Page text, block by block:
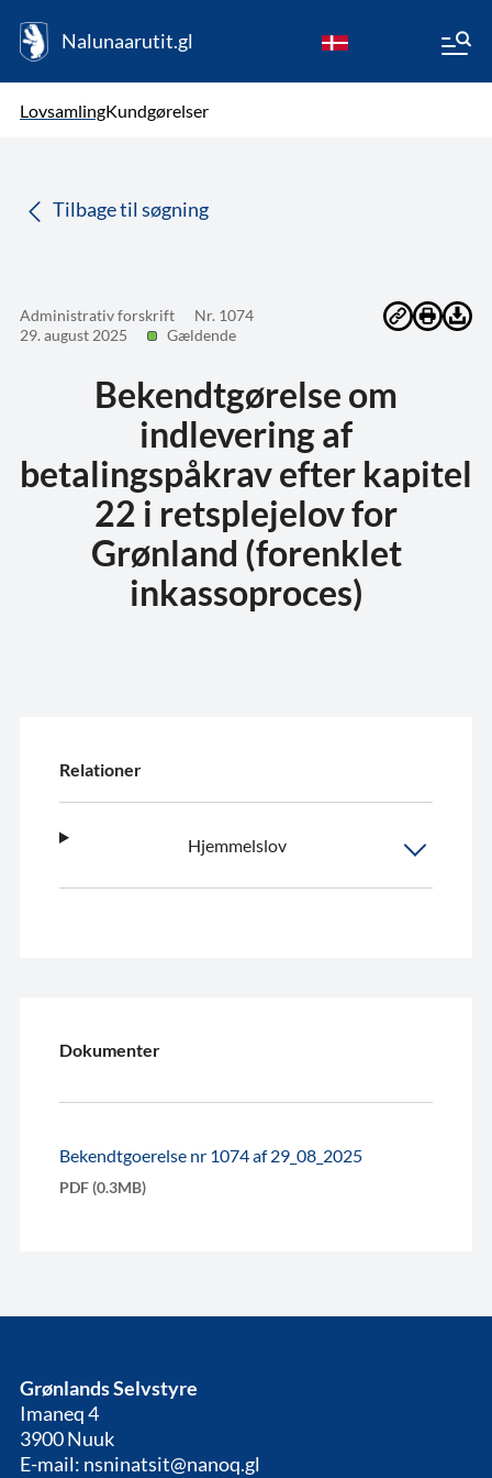
Nalunaarutit.gl
LovsamlingKundgørelser
Tilbage til søgning
Administrativ forskrift
Nr. 1074
29. august 2025
Gældende
Bekendtgørelse om
indlevering af
betalingspåkrav efter kapitel
22 i retsplejelov for
Grønland (forenklet
inkassoproces)
Relationer
Hjemmelslov
Dokumenter
Bekendtgoerelse nr 1074 af 29_08_2025
PDF (0.3MB)
Grønlands Selvstyre
Imaneq 4
3900 Nuuk
E-mail: nsninatsit@nanoq.gl